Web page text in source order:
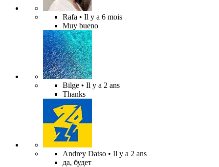
Rafa • Il y a 6 mois
Muy bueno
Bilge • Il y a 2 ans
Thanks
Andrey Datso • Il y a 2 ans
да, будет